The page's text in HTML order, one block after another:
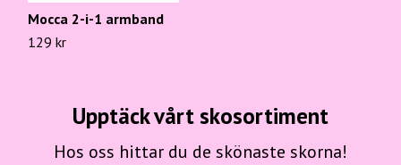
Mocca 2-i-1 armband
129 kr
Upptäck vårt skosortiment
Hos oss hittar du de skönaste skorna!